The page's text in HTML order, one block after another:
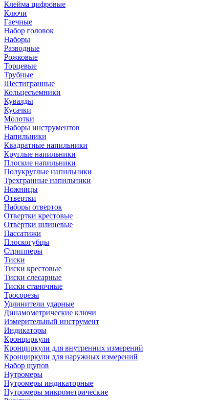
Клейма цифровые
Ключи
Гаечные
Набор головок
Наборы
Разводные
Рожковые
Торцевые
Трубные
Шестигранные
Кольцесъемники
Кувалды
Кусачки
Молотки
Наборы инструментов
Напильники
Квадратные напильники
Круглые напильники
Плоские напильники
Полукруглые напильники
Трехгранные напильники
Ножницы
Отвертки
Наборы отверток
Отвертки крестовые
Отвертки шлицевые
Пассатижи
Плоскогубцы
Стрипперы
Тиски
Тиски крестовые
Тиски слесарные
Тиски станочные
Тросорезы
Удлинители ударные
Динамометрические ключи
Измерительный инструмент
Индикаторы
Кронциркули
Кронциркули для внутренних измерений
Кронциркули для наружных измерений
Набор щупов
Нутромеры
Нутромеры индикаторные
Нутромеры микрометрические